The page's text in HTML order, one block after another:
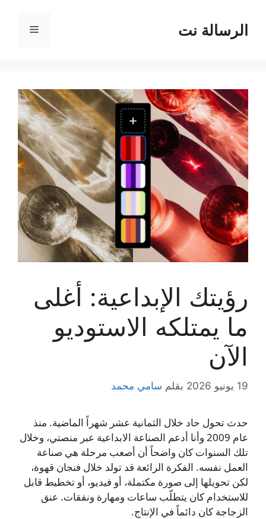
المحتوىالرسالة نت القائمة
رؤيتك الإبداعية: أغلى
ما يمتلكه الاستوديو
الآن
19 يونيو 2026 بقلم سامي محمد
حدث تحول حاد خلال الثمانية عشر شهراً الماضية. منذ
عام 2009 وأنا أدعم الصناعة الابداعية عبر منصتي، وخلال
تلك السنوات كان واضحاً أن أصعب مرحلة هي صناعة
العمل نفسه. الفكرة الرائعة قد تولد خلال فنجان قهوة،
لكن تحويلها إلى صورة مكتملة، أو فيديو، أو تخطيط قابل
للاستخدام كان يتطلّب ساعات ومهارة ونفقات. عنق
الزجاجة كان دائماً في الإنتاج.